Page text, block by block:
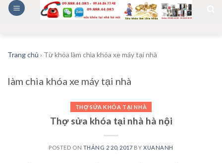
Skip
Trang chủ › Từ khóa làm chìa khóa xe máy tại nhà
làm chìa khóa xe máy tại nhà
THỢ SỬA KHÓA TẠI NHÀ
Thợ sửa khóa tại nhà hà nội
POSTED ON THÁNG 2 20, 2017 BY XUANANH